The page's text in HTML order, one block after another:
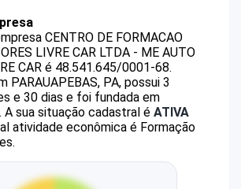
CENTRO DE FORMACAO
LIVRE CAR LTDA - ME AUTO
CAR é 48.541.645/0001-68.
PARAUAPEBAS, PA, possui 3
e 30 dias e foi fundada em
A sua situação cadastral é ATIVA
atividade econômica é Formação